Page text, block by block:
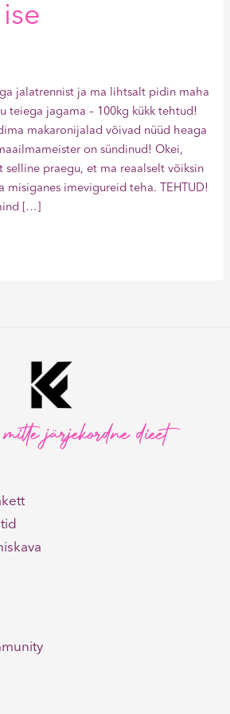
jalatrennist ja ma lihtsalt pidin maha
teiega jagama – 100kg kükk tehtud!
makaronijalad võivad nüüd heaga
on sündinud! Okei,
praegu, et ma reaalselt võiksin
misiganes imevigureid teha. TEHTUD!
[…]
järjekordne dieet